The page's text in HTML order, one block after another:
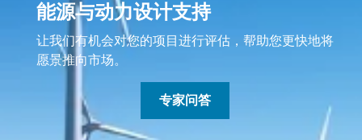
能源与动力设计支持
让我们有机会对您的项目进行评估，帮助您更快地将
愿景推向市场。
专家问答